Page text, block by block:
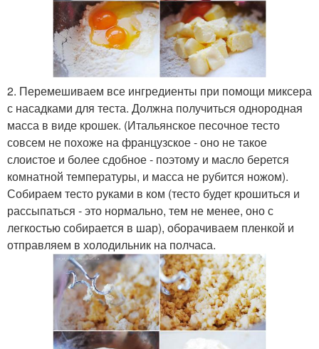
2. Перемешиваем все ингредиенты при помощи миксера
с насадками для теста. Должна получиться однородная
масса в виде крошек. (Итальянское песочное тесто
совсем не похоже на французское - оно не такое
слоистое и более сдобное - поэтому и масло берется
комнатной температуры, и масса не рубится ножом).
Собираем тесто руками в ком (тесто будет крошиться и
рассыпаться - это нормально, тем не менее, оно с
легкостью собирается в шар), оборачиваем пленкой и
отправляем в холодильник на полчаса.